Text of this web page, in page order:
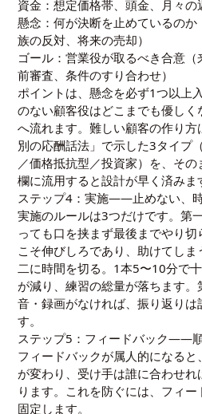
資金：想定価格帯、頭金、月々の
懸念：何が決断を止めているの
族の反対、将来の売却）
ゴール：営業役が取るべき合意
前審査、条件のすり合わせ）
ポイントは、懸念を必ず1つ以上
のない顧客役はどこまでも優し
へ流れます。難しい顧客の作り
別の応酬話法」で示した3タイプ
／価格抵抗型／投資家）を、その
欄に流用すると設計が早く済みま
ステップ4：実施——止めない、
実施のルールは3つだけです。第
っても口を挟まず最後までやり
こそ伸びしろであり、助けてし
二に時間を切る。1本5〜10分で
が減り、練習の総量が落ちます
音・録画がなければ、振り返りは
す。
ステップ5：フィードバック——
フィードバックが属人的になると
が変わり、受け手は誰に合わせ
ります。これを防ぐには、フィ
固定します。